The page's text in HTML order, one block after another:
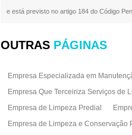
e está previsto no artigo 184 do Código
OUTRAS PÁGINAS
Empresa Especializada em
Empresa Que Terceiriza Serviços de
Empresa de Limpeza Predial
Empresa de Limpeza e Conservação